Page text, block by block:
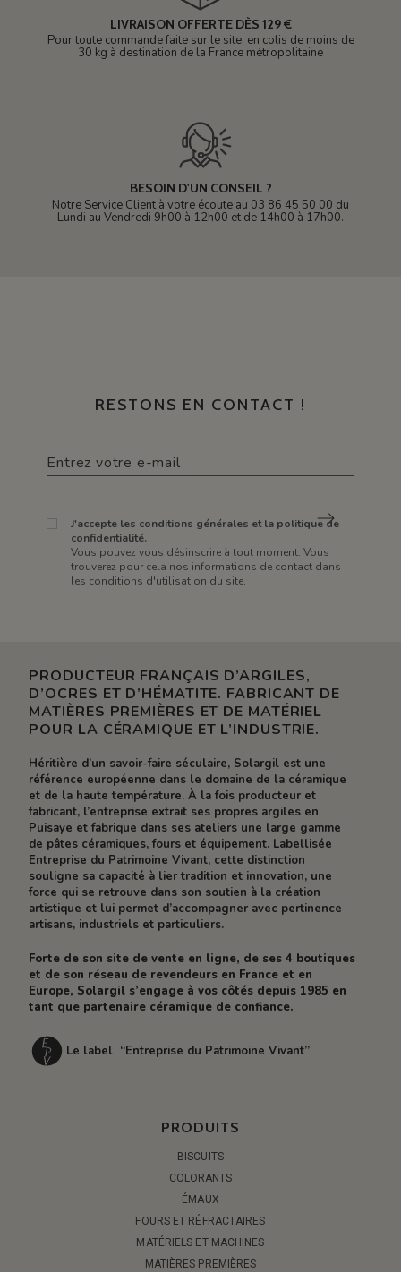
LIVRAISON OFFERTE DÈS 129 €
Pour toute commande faite sur le site, en colis de moins de
30 kg à destination de la France métropolitaine
BESOIN D'UN CONSEIL ?
Notre Service Client à votre écoute au 03 86 45 50 00 du
Lundi au Vendredi 9h00 à 12h00 et de 14h00 à 17h00.
RESTONS EN CONTACT !
J'accepte les conditions générales et la politique de
confidentialité.
Vous pouvez vous désinscrire à tout moment. Vous
trouverez pour cela nos informations de contact dans
les conditions d'utilisation du site.
PRODUCTEUR FRANÇAIS D’ARGILES,
D’OCRES ET D’HÉMATITE. FABRICANT DE
MATIÈRES PREMIÈRES ET DE MATÉRIEL
POUR LA CÉRAMIQUE ET L’INDUSTRIE.
Héritière d’un savoir-faire séculaire, Solargil est une
référence européenne dans le domaine de la céramique
et de la haute température. À la fois producteur et
fabricant, l’entreprise extrait ses propres argiles en
Puisaye et fabrique dans ses ateliers une large gamme
de pâtes céramiques, fours et équipement. Labellisée
Entreprise du Patrimoine Vivant, cette distinction
souligne sa capacité à lier tradition et innovation, une
force qui se retrouve dans son soutien à la création
artistique et lui permet d’accompagner avec pertinence
artisans, industriels et particuliers.
Forte de son site de vente en ligne, de ses 4 boutiques
et de son réseau de revendeurs en France et en
Europe, Solargil s’engage à vos côtés depuis 1985 en
tant que partenaire céramique de confiance.
Le label “Entreprise du Patrimoine Vivant”
PRODUITS
BISCUITS
COLORANTS
ÉMAUX
FOURS ET RÉFRACTAIRES
MATÉRIELS ET MACHINES
MATIÈRES PREMIÈRES